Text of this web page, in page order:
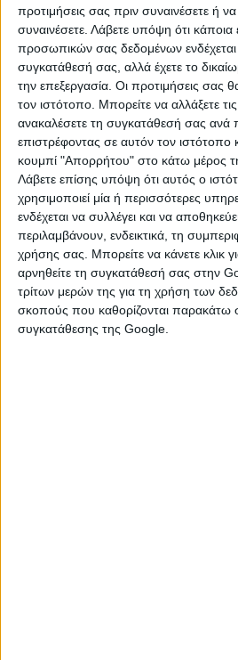
προτιμήσεις σας πριν συναινέσετε ή
συναινέσετε. Λάβετε υπόψη ότι κάποια
προσωπικών σας δεδομένων ενδέχεται
συγκατάθεσή σας, αλλά έχετε το
την επεξεργασία. Οι προτιμήσεις σας
τον ιστότοπο. Μπορείτε να αλλάξετε
ανακαλέσετε τη συγκατάθεσή σας ανά
επιστρέφοντας σε αυτόν τον ιστότοπο
κουμπί "Απορρήτου" στο κάτω μέρος
Λάβετε επίσης υπόψη ότι αυτός ο
χρησιμοποιεί μία ή περισσότερες
ενδέχεται να συλλέγει και να
περιλαμβάνουν, ενδεικτικά, τη
χρήσης σας. Μπορείτε να κάνετε κλικ
αρνηθείτε τη συγκατάθεσή σας στην
τρίτων μερών της για τη χρήση των
σκοπούς που καθορίζονται παρακάτω
συγκατάθεσης της Google.
Οι ερευνητές της Ιατρικής
του Κάρντιφ, με επικεφαλής τον
Σιούελ, που έκαναν τη σχετική
περιοδικό ανοσολογίας
ανέλυαν δείγματα από μια
Ουαλίας, αναζητώντας
μπορούν να καταπολεμήσουν
βρήκαν ένα νέο τύπο Τ-κυττάρου
αντικαρκινικές ικανότητες.
Το εν λόγω κύτταρο διαθέτει
είδος υποδοχέα (TCR), που του
αναγνωρίζει και να στρέφεται
καρκινικών κυττάρων
υγιή κύτταρα, μέσω ενός
ακόμη σαφής στους